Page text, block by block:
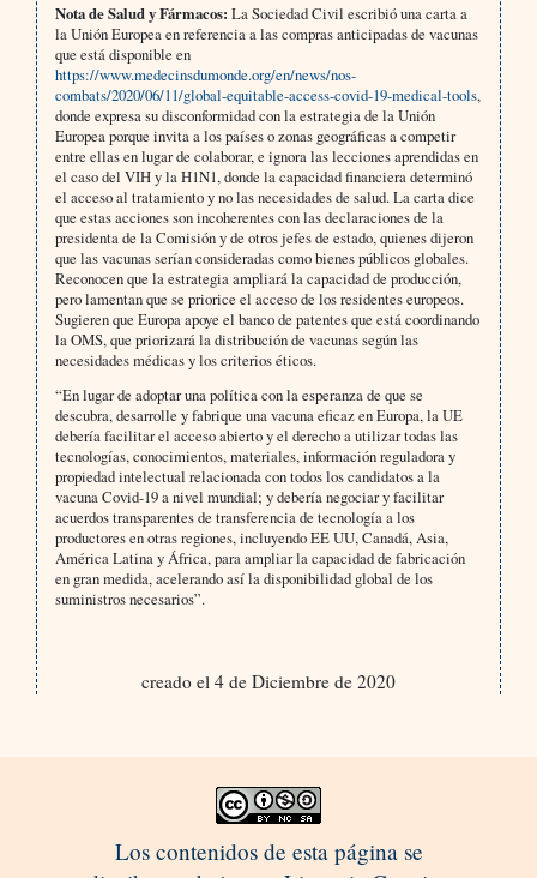
Nota de Salud y Fármacos: La Sociedad Civil escribió una carta a
la Unión Europea en referencia a las compras anticipadas de vacunas
que está disponible en
https://www.medecinsdumonde.org/en/news/nos-
combats/2020/06/11/global-equitable-access-covid-19-medical-tools,
donde expresa su disconformidad con la estrategia de la Unión
Europea porque invita a los países o zonas geográficas a competir
entre ellas en lugar de colaborar, e ignora las lecciones aprendidas en
el caso del VIH y la H1N1, donde la capacidad financiera determinó
el acceso al tratamiento y no las necesidades de salud. La carta dice
que estas acciones son incoherentes con las declaraciones de la
presidenta de la Comisión y de otros jefes de estado, quienes dijeron
que las vacunas serían consideradas como bienes públicos globales.
Reconocen que la estrategia ampliará la capacidad de producción,
pero lamentan que se priorice el acceso de los residentes europeos.
Sugieren que Europa apoye el banco de patentes que está coordinando
la OMS, que priorizará la distribución de vacunas según las
necesidades médicas y los criterios éticos.
“En lugar de adoptar una política con la esperanza de que se
descubra, desarrolle y fabrique una vacuna eficaz en Europa, la UE
debería facilitar el acceso abierto y el derecho a utilizar todas las
tecnologías, conocimientos, materiales, información reguladora y
propiedad intelectual relacionada con todos los candidatos a la
vacuna Covid-19 a nivel mundial; y debería negociar y facilitar
acuerdos transparentes de transferencia de tecnología a los
productores en otras regiones, incluyendo EE UU, Canadá, Asia,
América Latina y África, para ampliar la capacidad de fabricación
en gran medida, acelerando así la disponibilidad global de los
suministros necesarios”.
creado el 4 de Diciembre de 2020
Los contenidos de esta página se